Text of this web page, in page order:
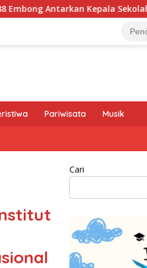
Kepala Sekolah Menuju Ajang
Pariwisata Musik
Cari